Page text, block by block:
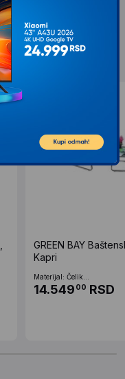
GREEN BAY
Kapri
Materijal: Čelik...
14.549 00 RSD